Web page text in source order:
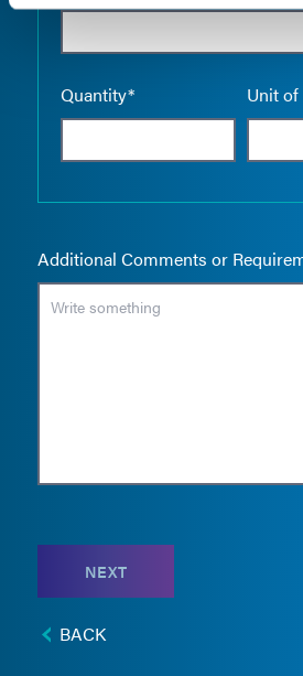
Quantity* Unit
Additional Comments or
NEXT
BACK